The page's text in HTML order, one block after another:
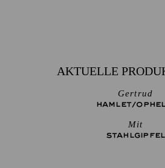
AKTUELLE
Gertrud
HAMLET/­
Mit
STAHLGIPFEL